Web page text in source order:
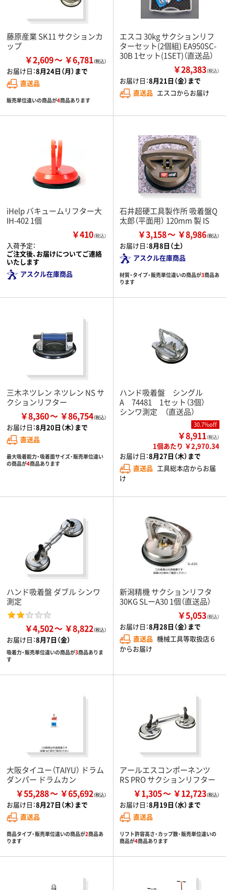
藤原産業 SK11 サクションカ
ップ
￥2,609 ￥6,781
お届け日：8月24日（月）まで
直送品
販売単位違いの商品が4商品あります
エスコ 30kg サクションリフ
ターセット(2個組) EA950SC-
30B 1セット(1SET)（直送品）
￥28,383（税込）
お届け日：8月21日（金）まで
直送品 エスコからお届け
iHelp バキュームリフター大
IH-402 1個
￥410（税込）
入荷予定：
ご注文後、お届けについてご連絡
いたします
アスクル在庫商品
石井超硬工具製作所 吸着盤Q
太郎（平面用） 120mm 製 IS
￥3,158 ￥8,986
お届け日：8月8日（土）
アスクル在庫商品
材質・タイプ・販売単位違いの商品が3商品あ
ります
三木ネツレン ネツレン NS サ
クションリフター
￥8,360 ￥86,754
お届け日：8月20日（木）まで
直送品
最大吸着能力・吸着面サイズ・販売単位違い
の商品が4商品あります
ハンド吸着盤 シングル
A 74481 1セット（3個）
シンワ測定 （直送品）
30.7%off
￥8,911（税込）
1個あたり ￥2,970.34
お届け日：8月27日（木）まで
直送品 工具総本店からお届
け
ハンド吸着盤 ダブル シンワ
測定
￥4,502 ￥8,822
お届け日：8月7日（金）
吸着力・販売単位違いの商品が3商品ありま
す
新潟精機 サクションリフタ
30KG SLーA30 1個（直送品）
￥5,053（税込）
お届け日：8月28日（金）まで
直送品 機械工具等取扱店６
からお届け
大阪タイユー（TAIYU） ドラム
ダンパー ドラムカン
￥55,288 ￥65,692
お届け日：8月27日（木）まで
直送品
商品タイプ・販売単位違いの商品が2商品あ
ります
アールエスコンポーネンツ
RS PRO サクションリフター
￥1,305 ￥12,723
お届け日：8月19日（水）まで
直送品
リフト許容高さ・カップ数・販売単位違いの
商品が4商品あります